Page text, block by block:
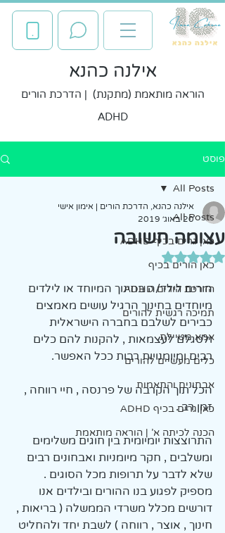
אילנה כהנא
הוראה מותאמת (מתקנת) | הדרכת הורים
ADHD
פוסט
All Posts
כאן גרים בכיף ADHD
כאן הורים בכיף
הדרכת הורים ADHD
תמיכה רגשית להורים
אמא מטיילת
כלים מעשיים להורים
אבחונים והתאמות
כאן גרים בכיף ADHD
הכנה לכיתה א' | הוראה מותאמת
All Posts
עצומה חשובה
אילנה כהנא, הדרכת הורים | אימון אישי
20 באוג׳ 2019
דירוג של NaN מתוך 5 כוכבים
הורים לילד/ה בחינוך המיוחד או לילדים
מיוחדים בחינוך הרגיל עושים מאמצים
כבירים לשלבם בחברה הישראלית
ולסגלם לעצמאות , להקנות להם כלים
רבים ומיומנויות רבות ככל האפשר.
הכל תוך הקרבה של פרנסה , חיי רווחה ,
זמן רב .
התרוצצות יומיומית בין חוגים משלימים
ומשלבים , חקר מיומניות ואבחונים רבים
שלא לדבר על תרופות מכל הסוגים .
מספיק לפגוע בנו ההורים ובילדים אנו
דורשים מכלל משרדי הממשלה ( בריאות ,
חינוך , אוצר , רווחה ) לשבת יחד ולהחליט